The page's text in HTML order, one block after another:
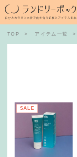
TOP アイテム一覧
SALE